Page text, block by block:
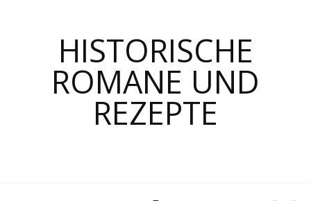
HISTORISCHE
ROMANE UND
REZEPTE